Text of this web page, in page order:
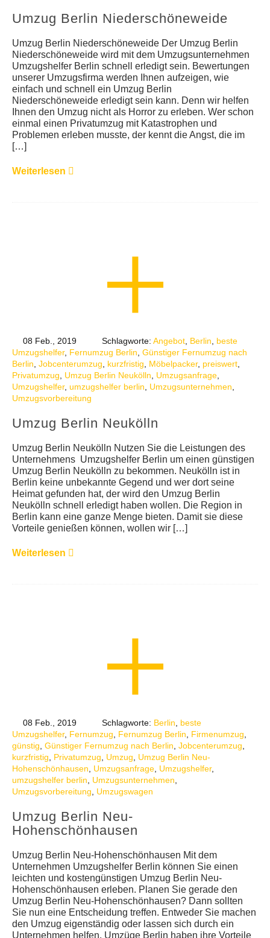
Umzug Berlin Niederschöneweide
Umzug Berlin Niederschöneweide Der Umzug Berlin
Niederschöneweide wird mit dem Umzugsunternehmen
Umzugshelfer Berlin schnell erledigt sein. Bewertungen
unserer Umzugsfirma werden Ihnen aufzeigen, wie
einfach und schnell ein Umzug Berlin
Niederschöneweide erledigt sein kann. Denn wir helfen
Ihnen den Umzug nicht als Horror zu erleben. Wer schon
einmal einen Privatumzug mit Katastrophen und
Problemen erleben musste, der kennt die Angst, die im
[…]
Weiterlesen
08 Feb., 2019 Schlagworte: Angebot Berlin
beste
Umzugshelfer, Fernumzug Berlin Günstiger Fernumzug nach
Berlin Jobcenterumzug kurzfristig Möbelpacker, preiswert
Privatumzug
Umzug Berlin Neukölln Umzugsanfrage
Umzugshelfer, umzugshelfer berlin Umzugsunternehmen
Umzugsvorbereitung
Umzug Berlin Neukölln
Umzug Berlin Neukölln Nutzen Sie die Leistungen des
Unternehmens Umzugshelfer Berlin um einen günstigen
Umzug Berlin Neukölln zu bekommen. Neukölln ist in
Berlin keine unbekannte Gegend und wer dort seine
Heimat gefunden hat, der wird den Umzug Berlin
Neukölln schnell erledigt haben wollen. Die Region in
Berlin kann eine ganze Menge bieten. Damit sie diese
Vorteile genießen können, wollen wir […]
Weiterlesen
08 Feb., 2019 Schlagworte: Berlin
beste
Umzugshelfer, Fernumzug Fernumzug Berlin Firmenumzug
günstig Günstiger Fernumzug nach Berlin Jobcenterumzug
kurzfristig
Privatumzug Umzug
Umzug Berlin Neu-
Hohenschönhausen
Umzugsanfrage Umzugshelfer,
umzugshelfer berlin
Umzugsunternehmen
Umzugsvorbereitung
Umzugswagen
Umzug Berlin Neu-
Hohenschönhausen
Umzug Berlin Neu-Hohenschönhausen Mit dem
Unternehmen Umzugshelfer Berlin können Sie einen
leichten und kostengünstigen Umzug Berlin Neu-
Hohenschönhausen erleben. Planen Sie gerade den
Umzug Berlin Neu-Hohenschönhausen? Dann sollten
Sie nun eine Entscheidung treffen. Entweder Sie machen
den Umzug eigenständig oder lassen sich durch ein
Unternehmen helfen. Umzüge Berlin haben ihre Vorteile